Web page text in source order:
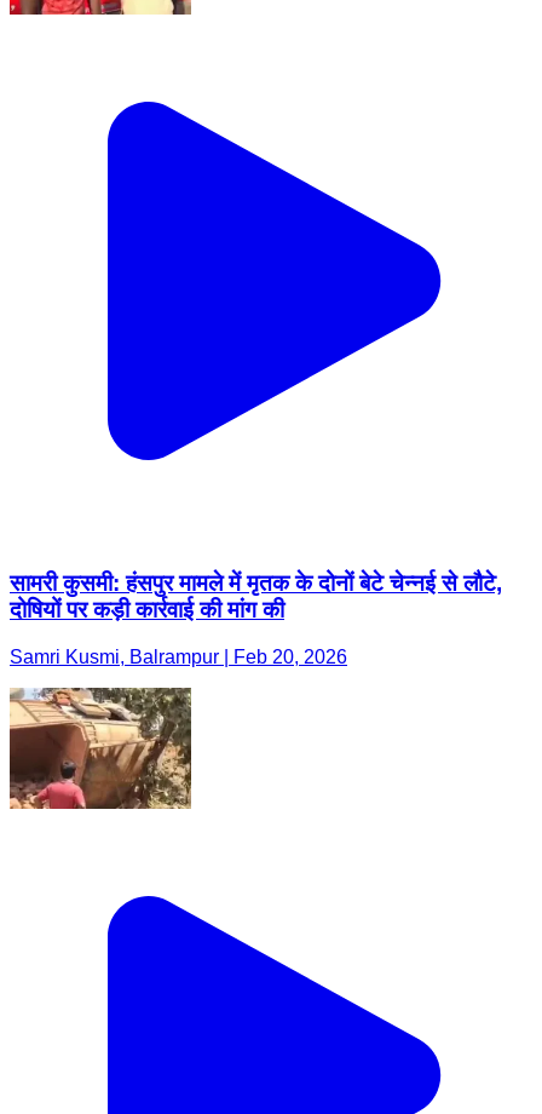
सामरी कुसमी: हंसपुर मामले में मृतक के दोनों बेटे चेन्नई से लौटे,
दोषियों पर कड़ी कार्रवाई की मांग की
Samri Kusmi, Balrampur | Feb 20, 2026